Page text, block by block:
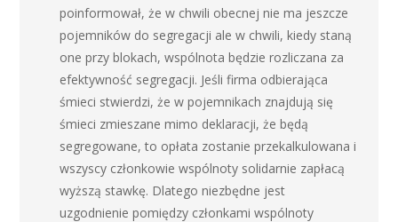
poinformował, że w chwili obecnej nie ma jeszcze
pojemników do segregacji ale w chwili, kiedy staną
one przy blokach, wspólnota będzie rozliczana za
efektywność segregacji. Jeśli firma odbierająca
śmieci stwierdzi, że w pojemnikach znajdują się
śmieci zmieszane mimo deklaracji, że będą
segregowane, to opłata zostanie przekalkulowana i
wszyscy członkowie wspólnoty solidarnie zapłacą
wyższą stawkę. Dlatego niezbędne jest
uzgodnienie pomiędzy członkami wspólnoty